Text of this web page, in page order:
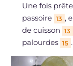
Une fois
passoire 13 ,
de cuisson 13
palourdes 15 .